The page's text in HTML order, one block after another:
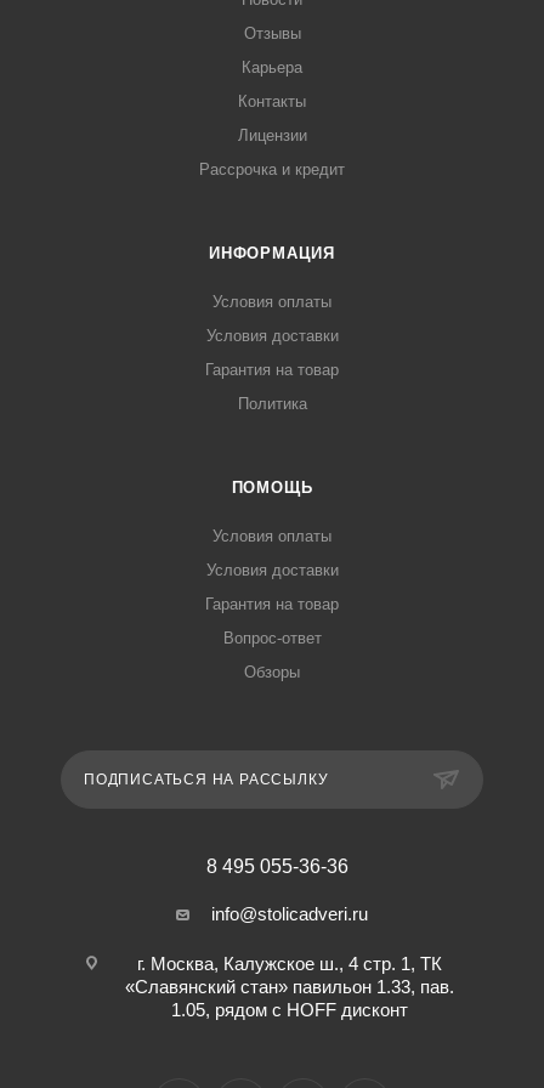
Отзывы
Карьера
Контакты
Лицензии
Рассрочка и кредит
ИНФОРМАЦИЯ
Условия оплаты
Условия доставки
Гарантия на товар
Политика
ПОМОЩЬ
Условия оплаты
Условия доставки
Гарантия на товар
Вопрос-ответ
Обзоры
ПОДПИСАТЬСЯ НА РАССЫЛКУ
8 495 055-36-36
info@stolicadveri.ru
г. Москва, Калужское ш., 4 стр. 1, ТК
«Славянский стан» павильон 1.33, пав.
1.05, рядом с HOFF дисконт